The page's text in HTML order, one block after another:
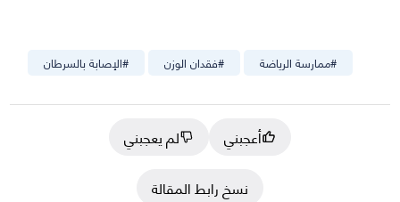
#الإصابة بالسرطان #فقدان الوزن #ممارسة الرياضة
أعجبني
لم يعجبني
نسخ رابط المقالة